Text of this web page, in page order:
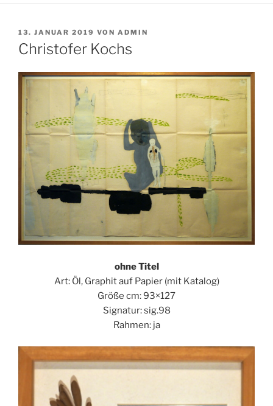
VERÖFFENTLICHT
AM
13. JANUAR 2019 VON ADMIN
Christofer Kochs
ohne Titel
Art: Öl, Graphit auf Papier (mit Katalog)
Größe cm: 93×127
Signatur: sig.98
Rahmen: ja